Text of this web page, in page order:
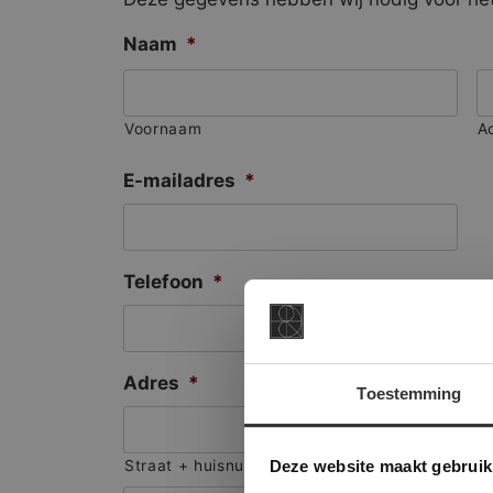
Toestemming
Deze website maakt
Naam *
Voornaam
E-mailadres *
Telefoon *
Adres *
Straat + huisnummer
Deze
onze